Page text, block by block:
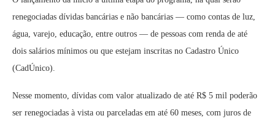
renegociadas dívidas bancárias e não bancárias — como contas de luz,
água, varejo, educação, entre outros — de pessoas com renda de até
dois salários mínimos ou que estejam inscritas no Cadastro Único
(CadÚnico).
Nesse momento, dívidas com valor atualizado de até R$ 5 mil poderão
ser renegociadas à vista ou parceladas em até 60 meses, com juros de